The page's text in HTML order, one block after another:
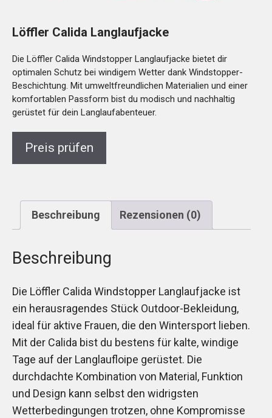
Löffler Calida Langlaufjacke
Die Löffler Calida Windstopper Langlaufjacke bietet dir
optimalen Schutz bei windigem Wetter dank Windstopper-
Beschichtung. Mit umweltfreundlichen Materialien und einer
komfortablen Passform bist du modisch und nachhaltig
gerüstet für dein Langlaufabenteuer.
Preis prüfen
Beschreibung Rezensionen (0)
Beschreibung
Die Löffler Calida Windstopper Langlaufjacke ist
ein herausragendes Stück Outdoor-Bekleidung,
ideal für aktive Frauen, die den Wintersport lieben.
Mit der Calida bist du bestens für kalte, windige
Tage auf der Langlaufloipe gerüstet. Die
durchdachte Kombination von Material, Funktion
und Design kann selbst den widrigsten
Wetterbedingungen trotzen, ohne Kompromisse